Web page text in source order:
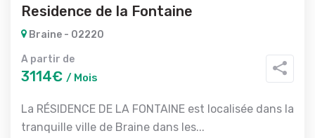
Residence de la Fontaine
Braine - 02220
A partir de
3114€ / Mois
La RÉSIDENCE DE LA FONTAINE est localisée dans la
tranquille ville de Braine dans les...